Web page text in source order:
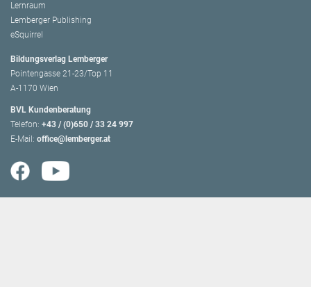
Lernraum
Lemberger Publishing
eSquirrel
Bildungsverlag Lemberger
Pointengasse 21-23/Top 11
A-1170 Wien
BVL Kundenberatung
Telefon: +43 / (0)650 / 33 24 997
E-Mail: office@lemberger.at